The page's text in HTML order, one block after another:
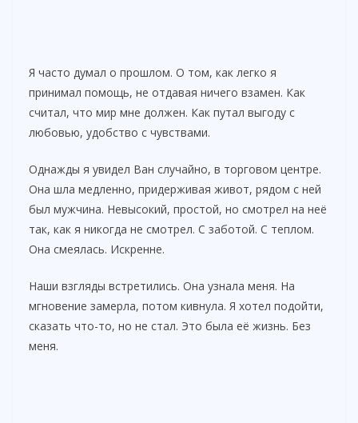
Я часто думал о прошлом. О том, как легко я
принимал помощь, не отдавая ничего взамен. Как
считал, что мир мне должен. Как путал выгоду с
любовью, удобство с чувствами.
Однажды я увидел Ван случайно, в торговом центре.
Она шла медленно, придерживая живот, рядом с ней
был мужчина. Невысокий, простой, но смотрел на неё
так, как я никогда не смотрел. С заботой. С теплом.
Она смеялась. Искренне.
Наши взгляды встретились. Она узнала меня. На
мгновение замерла, потом кивнула. Я хотел подойти,
сказать что-то, но не стал. Это была её жизнь. Без
меня.